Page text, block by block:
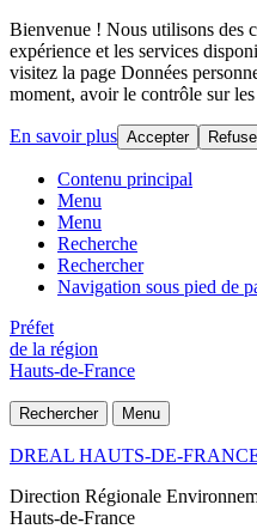
Bienvenue ! Nous utilisons des
expérience et les services
visitez la page Données
moment, avoir le contrôle sur
En savoir plus Accepter
Contenu principal
Menu
Menu
Recherche
Rechercher
Navigation sous pied de
Préfet
de la région
Hauts-de-France
Rechercher Menu
DREAL HAUTS-DE-
Direction Régionale
Hauts-de-France